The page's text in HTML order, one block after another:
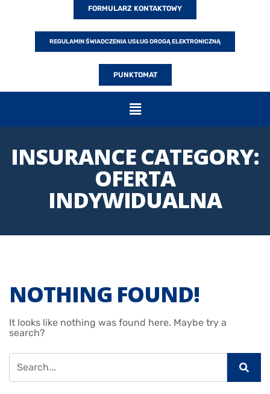
FORMULARZ KONTAKTOWY
REGULAMIN ŚWIADCZENIA USŁUG DROGĄ ELEKTRONICZNĄ
PUNKTOMAT
INSURANCE CATEGORY:
OFERTA
INDYWIDUALNA
NOTHING FOUND!
It looks like nothing was found here. Maybe try a
search?